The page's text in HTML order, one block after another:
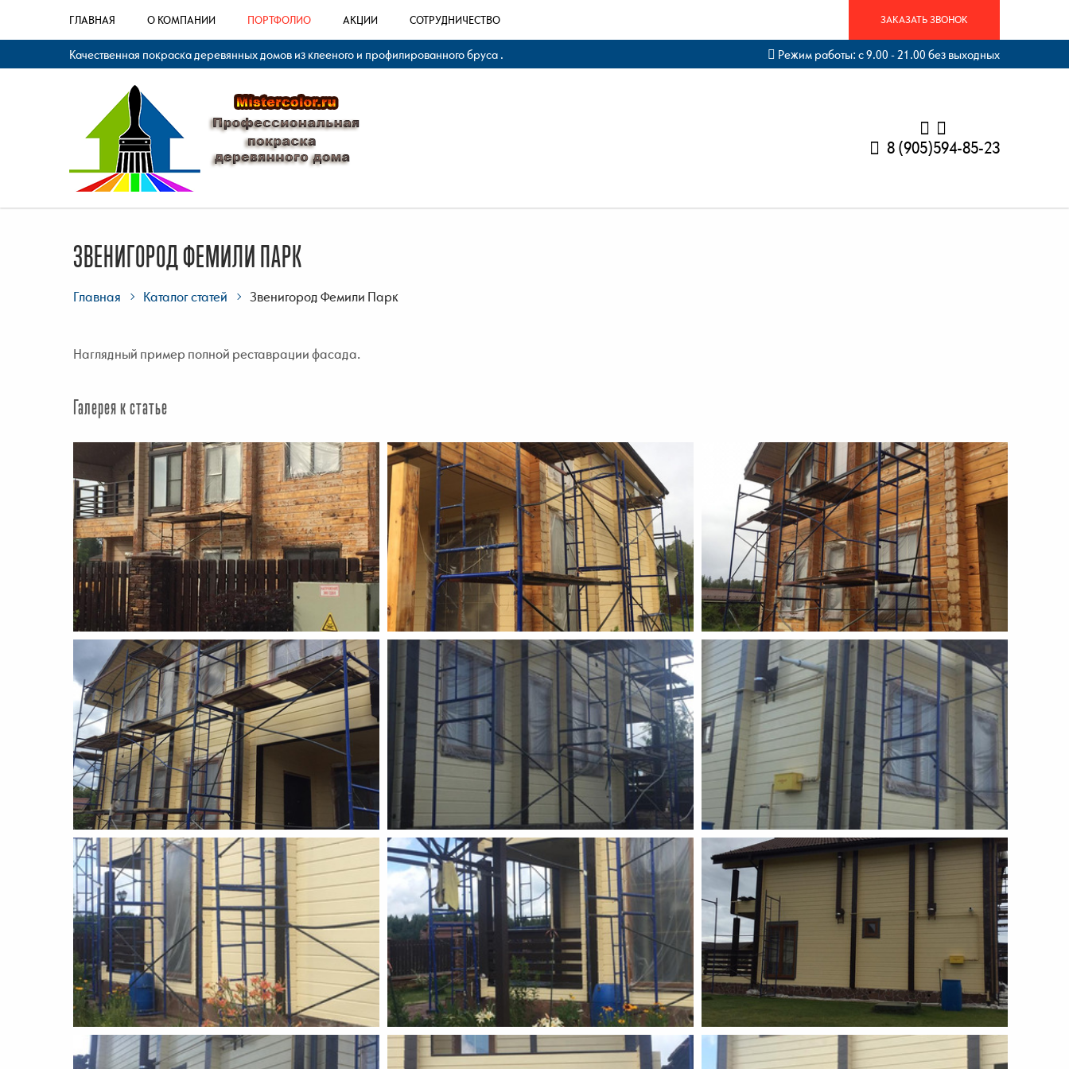
ЗАКАЗАТЬ ЗВОНОК
ГЛАВНАЯ О КОМПАНИИ ПОРТФОЛИО АКЦИИ СОТРУДНИЧЕСТВО
Качественная покраска деревянных домов из клееного и профилированного бруса . Режим работы: с 9.00 - 21.00 без выходных
8 (905)594-85-23
ЗВЕНИГОРОД ФЕМИЛИ ПАРК
Главная Каталог статей Звенигород Фемили Парк
Наглядный пример полной реставрации фасада.
Галерея к статье